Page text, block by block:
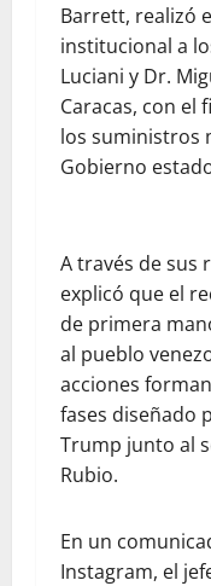
Barrett, realizó
institucional a
Luciani y Dr.
Caracas, con el
los suministros
Gobierno
A través de sus
explicó que el
de primera
al pueblo
acciones
fases diseñado
Trump junto al
Rubio.
En un
Instagram, el